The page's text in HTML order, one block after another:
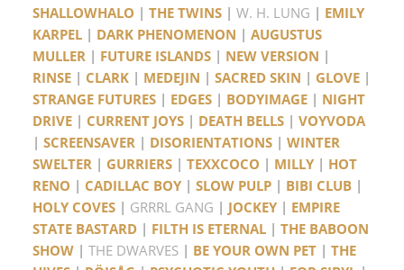
SHALLOWHALO | THE TWINS | W. H. LUNG | EMILY
KARPEL | DARK PHENOMENON | AUGUSTUS
MULLER | FUTURE ISLANDS | NEW VERSION |
RINSE | CLARK | MEDEJIN | SACRED SKIN | GLOVE |
STRANGE FUTURES | EDGES | BODYIMAGE | NIGHT
DRIVE | CURRENT JOYS | DEATH BELLS | VOYVODA
| SCREENSAVER | DISORIENTATIONS | WINTER
SWELTER | GURRIERS | TEXXCOCO | MILLY | HOT
RENO | CADILLAC BOY | SLOW PULP | BIBI CLUB |
HOLY COVES | GRRRL GANG | JOCKEY | EMPIRE
STATE BASTARD | FILTH IS ETERNAL | THE BABOON
SHOW | THE DWARVES | BE YOUR OWN PET | THE